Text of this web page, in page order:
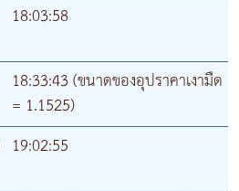
18:03:58
18:33:43 (ขนาดของอุปราคาเงามืด
= 1.1525)
19:02:55